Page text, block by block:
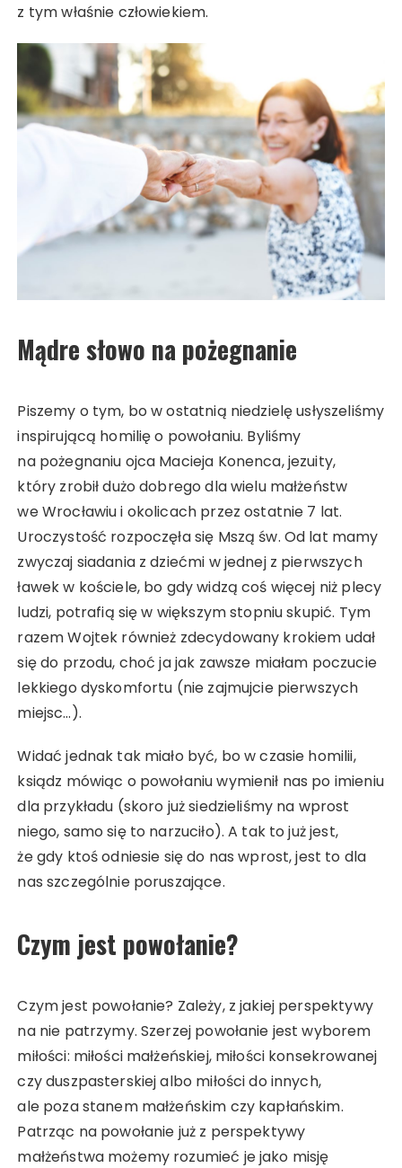
z tym właśnie człowiekiem.
Mądre słowo na pożegnanie
Piszemy o tym, bo w ostatnią niedzielę usłyszeliśmy
inspirującą homilię o powołaniu. Byliśmy
na pożegnaniu ojca Macieja Konenca, jezuity,
który zrobił dużo dobrego dla wielu małżeństw
we Wrocławiu i okolicach przez ostatnie 7 lat.
Uroczystość rozpoczęła się Mszą św. Od lat mamy
zwyczaj siadania z dziećmi w jednej z pierwszych
ławek w kościele, bo gdy widzą coś więcej niż plecy
ludzi, potrafią się w większym stopniu skupić. Tym
razem Wojtek również zdecydowany krokiem udał
się do przodu, choć ja jak zawsze miałam poczucie
lekkiego dyskomfortu (nie zajmujcie pierwszych
miejsc…).
Widać jednak tak miało być, bo w czasie homilii,
ksiądz mówiąc o powołaniu wymienił nas po imieniu
dla przykładu (skoro już siedzieliśmy na wprost
niego, samo się to narzuciło). A tak to już jest,
że gdy ktoś odniesie się do nas wprost, jest to dla
nas szczególnie poruszające.
Czym jest powołanie?
Czym jest powołanie? Zależy, z jakiej perspektywy
na nie patrzymy. Szerzej powołanie jest wyborem
miłości: miłości małżeńskiej, miłości konsekrowanej
czy duszpasterskiej albo miłości do innych,
ale poza stanem małżeńskim czy kapłańskim.
Patrząc na powołanie już z perspektywy
małżeństwa możemy rozumieć je jako misję